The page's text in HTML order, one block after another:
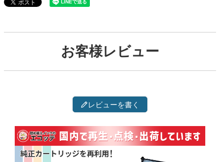
お客様レビュー
レビューを書く